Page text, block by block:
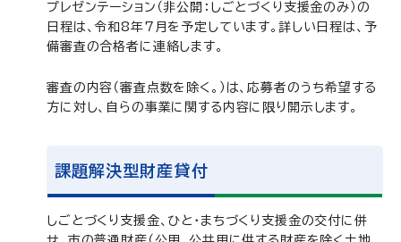
プレゼンテーション（非公開：しごとづくり支援金のみ）の
日程は、令和8年7月を予定しています。詳しい日程は、予
備審査の合格者に連絡します。
審査の内容（審査点数を除く。）は、応募者のうち希望する
方に対し、自らの事業に関する内容に限り開示します。
課題解決型財産貸付
しごとづくり支援金、ひと・まちづくり支援金の交付に併